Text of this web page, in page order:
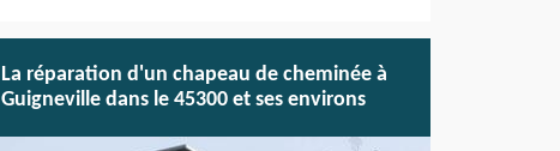
La réparation d'un chapeau de cheminée à
Guigneville dans le 45300 et ses environs